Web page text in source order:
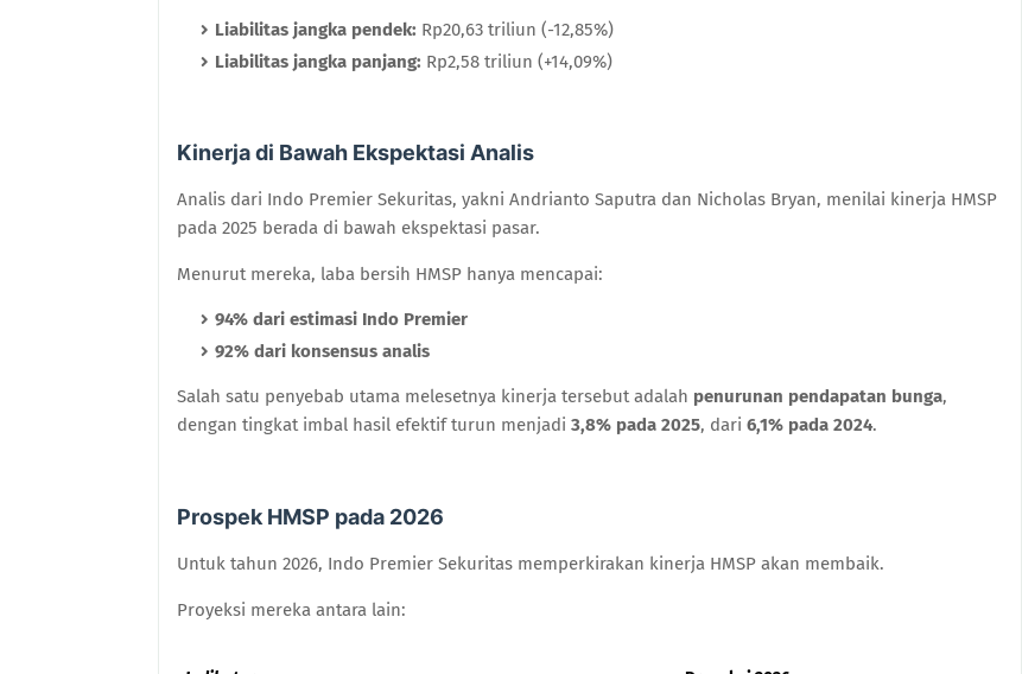
Liabilitas jangka pendek: Rp20,63 triliun (-12,85%)
Liabilitas jangka panjang: Rp2,58 triliun (+14,09%)
Kinerja di Bawah Ekspektasi Analis
Analis dari Indo Premier Sekuritas, yakni Andrianto Saputra dan Nicholas Bryan, menilai kinerja HMSP
pada 2025 berada di bawah ekspektasi pasar.
Menurut mereka, laba bersih HMSP hanya mencapai:
94% dari estimasi Indo Premier
92% dari konsensus analis
Salah satu penyebab utama melesetnya kinerja tersebut adalah penurunan pendapatan bunga,
dengan tingkat imbal hasil efektif turun menjadi 3,8% pada 2025, dari 6,1% pada 2024.
Prospek HMSP pada 2026
Untuk tahun 2026, Indo Premier Sekuritas memperkirakan kinerja HMSP akan membaik.
Proyeksi mereka antara lain: